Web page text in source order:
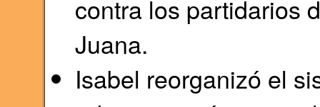
contra los partidarios
Juana.
Isabel reorganizó el